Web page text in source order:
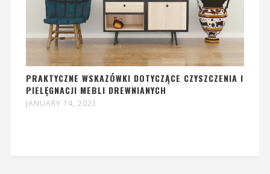
PRAKTYCZNE WSKAZÓWKI DOTYCZĄCE CZYSZCZENIA I
PIELĘGNACJI MEBLI DREWNIANYCH
JANUARY 14, 2021